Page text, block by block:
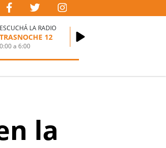
ESCUCHÁ LA RADIO
TRASNOCHE 12
0:00a6:00
la